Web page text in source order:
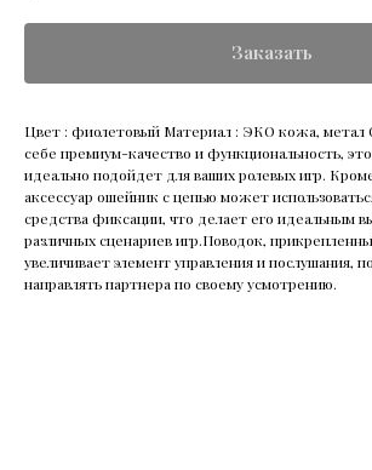
Заказать
Цвет : фиолетовый Материал : ЭКО кожа, метал
себе премиум-качество и функциональность,
идеально подойдет для ваших ролевых игр.
аксессуар ошейник с цепью может
средства фиксации, что делает его идеальным
различных сценариев игр.Поводок,
увеличивает элемент управления и послушания,
направлять партнера по своему усмотрению.